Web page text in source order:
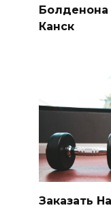
Болденона
Канск
Заказать